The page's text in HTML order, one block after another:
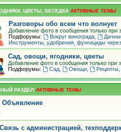
ЦВЕТЫ, БЕСЕДКА
Разговоры обо всем что волнует
Добавление фото в сообщения только при
Подфорумы:
Вокруг винограда,
Инструменты, удобрения, фунгициды
Сад, овощи, ягодники, цветы
Добавление фото в сообщения только при
Подфорумы:
Сад, Овощи, Рецепты,
РАЗДЕЛ
Объявление
Связь с администрацией,